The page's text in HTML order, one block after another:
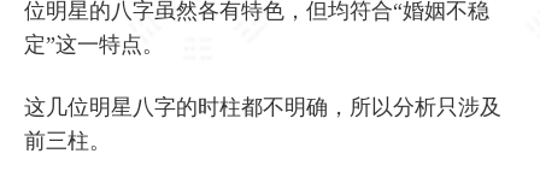
位明星的八字虽然各有特色，但均符合“婚姻不稳
定”这一特点。
这几位明星八字的时柱都不明确，所以分析只涉及
前三柱。